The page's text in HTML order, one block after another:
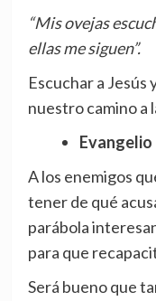
“Mis ovejas
ellas me siguen”.
Escuchar a Jesús
nuestro camino a
Evangelio
A los enemigos
tener de qué
parábola
para que
Será bueno que